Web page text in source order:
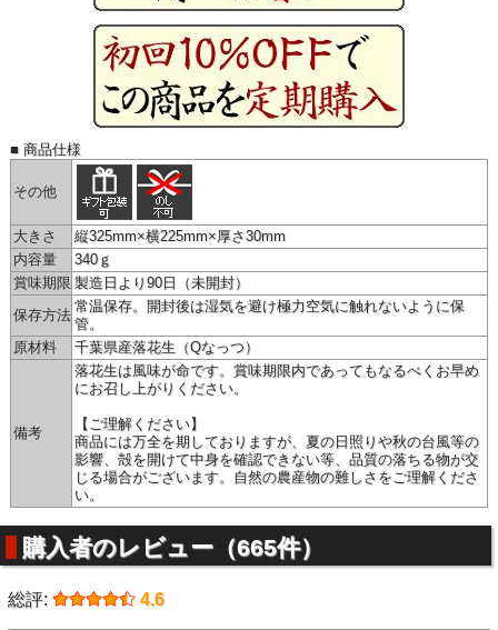
2018年デビューの新品種「Qなっつ」！
今までのピーナッツには無かったはっきりとした甘みが特徴
の新しい千葉県産落花生。 そのQなっつを当社自慢の焙煎法
「切断面製法」で香り豊かに煎りあげました。
※QなっつはこれまでのPナッツを超える味という意味が込
められています。（アルファベット順でPの次はQ）
鈴市商店の６つのこだわりがありま
■ 商品仕様
その他
大きさ
縦325mm×横225mm×厚さ30mm
内容量
340ｇ
賞味期限 製造日より90日（未開封）
保存方法
常温保存。開封後は湿気を避け極力空気に触れないように保
管。
原材料
千葉県産落花生（Qなっつ）
備考
落花生は風味が命です。賞味期限内であってもなるべくお早め
にお召し上がりください。
【ご理解ください】
商品には万全を期しておりますが、夏の日照りや秋の台風等の
影響、殻を開けて中身を確認できない等、品質の落ちる物が交
じる場合がございます。自然の農産物の難しさをご理解くださ
い。
購入者のレビュー（665件）
総評: 4.6